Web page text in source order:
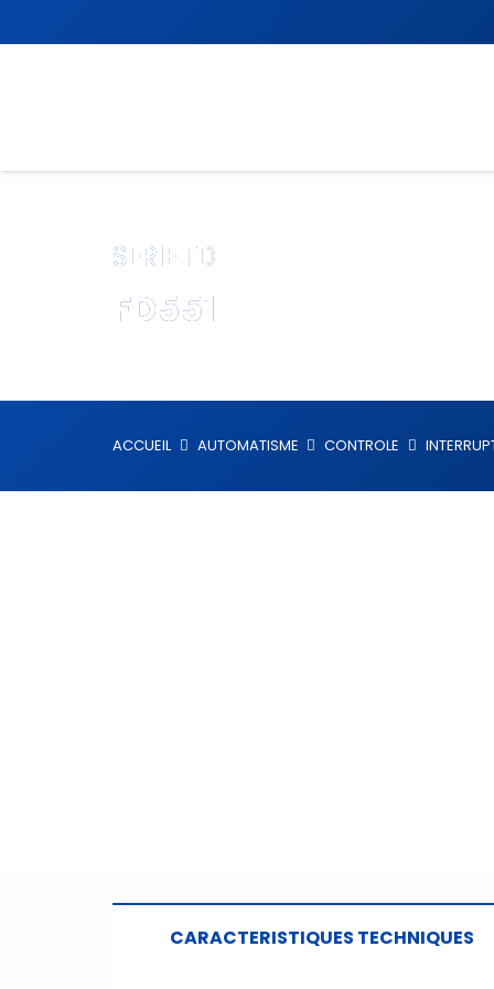
SERIE FD
FD551
ACCUEIL AUTOMATISME CONTROLE
CARACTERISTIQUES TECHNIQUES